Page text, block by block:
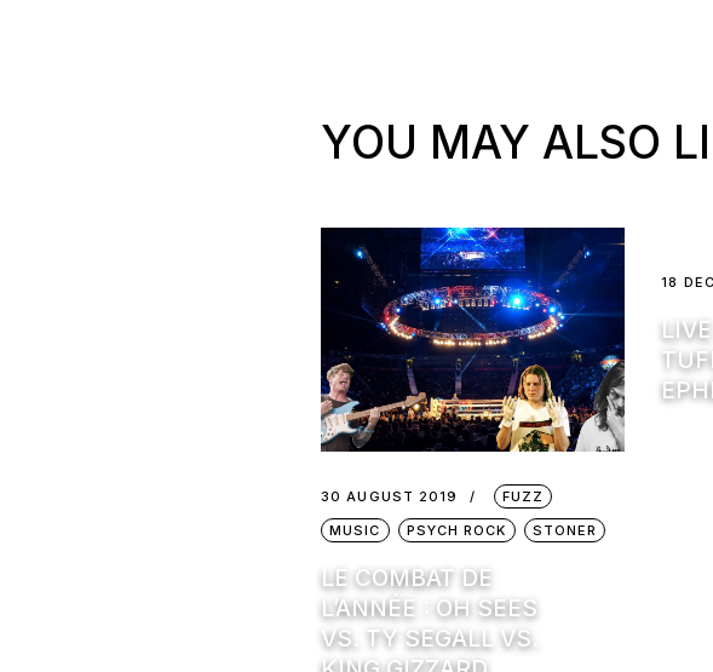
YOU MAY ALSO
30 AUGUST 2019
FUZZ
MUSIC
PSYCH ROCK STONER
LE COMBAT DE
L’ANNÉE : OH SEES
VS. TY SEGALL VS.
18